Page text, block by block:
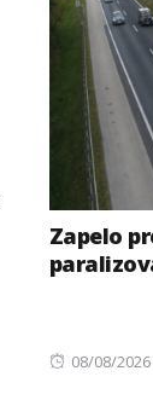
Zapelo
Posted
08/08/2026